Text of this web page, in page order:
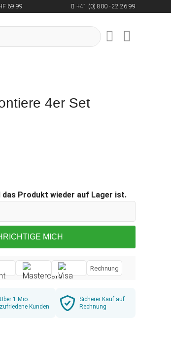
69.99 +41 (0) 800 - 22 26 99
4er Set
Produkt wieder auf Lager ist.
MICH
Rechnung
Über 1 Mio.
zufriedene Kunden
Sicherer Kauf auf
Rechnung